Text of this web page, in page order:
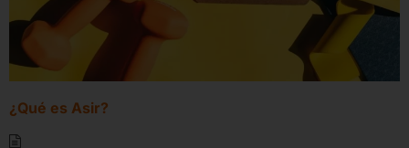
¿Qué es Asir?